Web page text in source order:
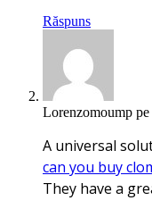
Răspuns
Lorenzomoump
A universal
can you buy
They have a